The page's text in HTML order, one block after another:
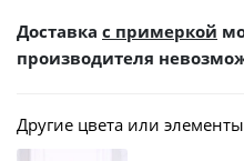
Доставка с примеркой
производителя
Другие цвета или